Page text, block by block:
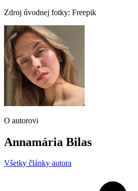
Zdroj úvodnej fotky: Freepik
O autorovi
Annamária Bilas
Všetky články autora